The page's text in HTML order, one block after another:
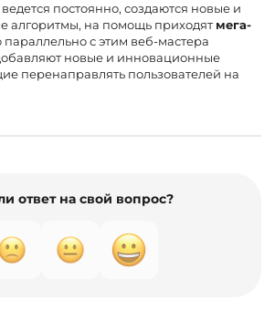
постоянно, создаются новые и
алгоритмы, на помощь приходят мега-
параллельно с этим веб-мастера
новые и инновационные
перенаправлять пользователей на
ответ на свой вопрос?